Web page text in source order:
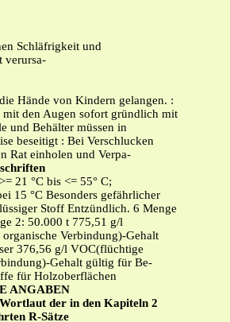
Schläfrigkeit und
verursa-
Hände von Kindern gelangen. :
den Augen sofort gründlich mit
und Behälter müssen in
beseitigt : Bei Verschlucken
Rat einholen und Verpa-
21 °C bis <= 55° C;
15 °C Besonders gefährlicher
Stoff Entzündlich. 6 Menge
2: 50.000 t 775,51 g/l
Verbindung)-Gehalt
376,56 g/l VOC(flüchtige
Gehalt gültig für Be-
für Holzoberflächen
ANGABEN
der in den Kapiteln 2
R-Sätze